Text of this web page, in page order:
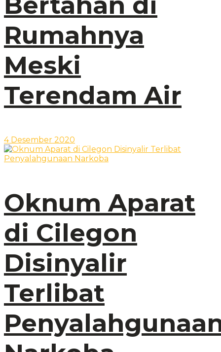
Rumahnya
Meski
Terendam Air
4 Desember 2020
Oknum Aparat
di Cilegon
Disinyalir
Terlibat